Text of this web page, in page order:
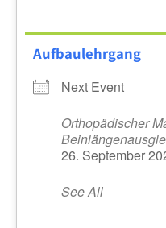
Aufbaulehrgang
Next Event
Orthopädischer
26. September
See All